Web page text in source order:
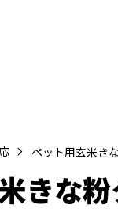
ペット用玄米き
きな